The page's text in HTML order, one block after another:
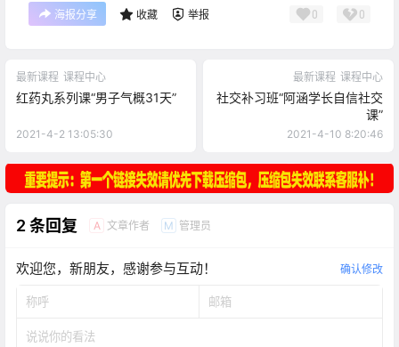
海报分享 收藏 举报 0 0
最新课程 课程中心
红药丸系列课“男子气概31天”
2021-4-2 13:05:30
最新课程 课程中心
社交补习班“阿涵学长自信社交
课”
2021-4-10 8:20:46
2 条回复 A 文章作者 M 管理员
欢迎您，新朋友，感谢参与互动！ 确认修改